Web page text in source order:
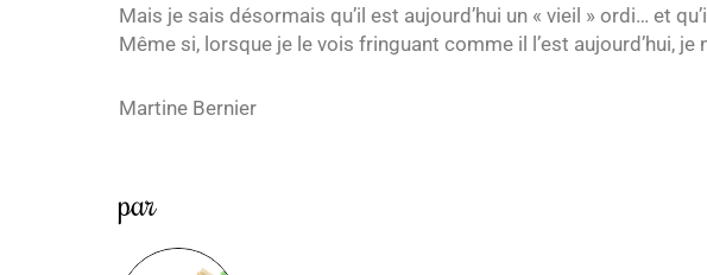
Mais je sais désormais qu’il est aujourd’hui un « vieil » ordi… et
Même si, lorsque je le vois fringuant comme il l’est aujourd’hui,
Martine Bernier
par